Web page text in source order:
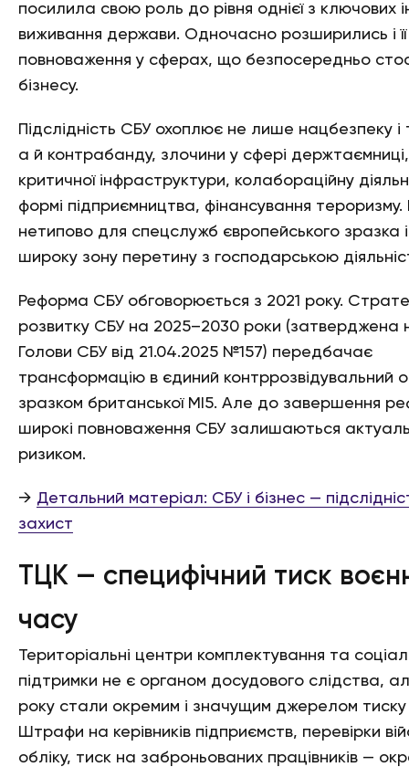
посилила свою роль до рівня однієї з ключових
виживання держави. Одночасно розширились і її
повноваження у сферах, що безпосередньо
бізнесу.
Підслідність СБУ охоплює не лише нацбезпеку
а й контрабанду, злочини у сфері
критичної інфраструктури, колабораційну
формі підприємництва, фінансування тероризму.
нетипово для спецслужб європейського зразка
широку зону перетину з господарською
Реформа СБУ обговорюється з 2021 року.
розвитку СБУ на 2025–2030 роки (затверджена
Голови СБУ від 21.04.2025 №157) передбачає
трансформацію в єдиний контррозвідувальний
зразком британської MI5. Але до завершення
широкі повноваження СБУ залишаються
ризиком.
→ Детальний матеріал: СБУ і бізнес —
захист
ТЦК — специфічний тиск
часу
Територіальні центри комплектування та
підтримки не є органом досудового слідства,
року стали окремим і значущим джерелом тиску
Штрафи на керівників підприємств, перевірки
обліку, тиск на заброньованих працівників —